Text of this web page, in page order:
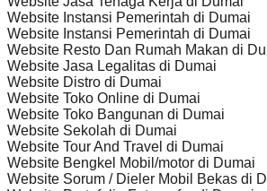
Website Instansi Pemerintah di Dumai
Website Instansi Pemerintah di Dumai
Website Resto Dan Rumah Makan di
Website Jasa Legalitas di Dumai
Website Distro di Dumai
Website Toko Online di Dumai
Website Toko Bangunan di Dumai
Website Sekolah di Dumai
Website Tour And Travel di Dumai
Website Bengkel Mobil/motor di Dumai
Website Sorum / Dieler Mobil Bekas di